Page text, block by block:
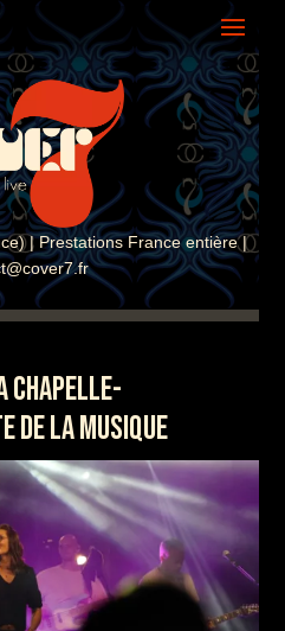
| Prestations France entière |
CHAPELLE-
DE LA MUSIQUE